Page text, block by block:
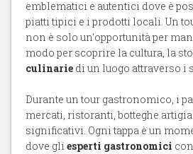
emblematici e autentici dove è
piatti tipici e i prodotti locali. Un
non è solo un'opportunità per
modo per scoprire la cultura, la
culinarie di un luogo attraverso i
Durante un tour gastronomico, i
mercati, ristoranti, botteghe
significativi. Ogni tappa è un
dove gli esperti gastronomici